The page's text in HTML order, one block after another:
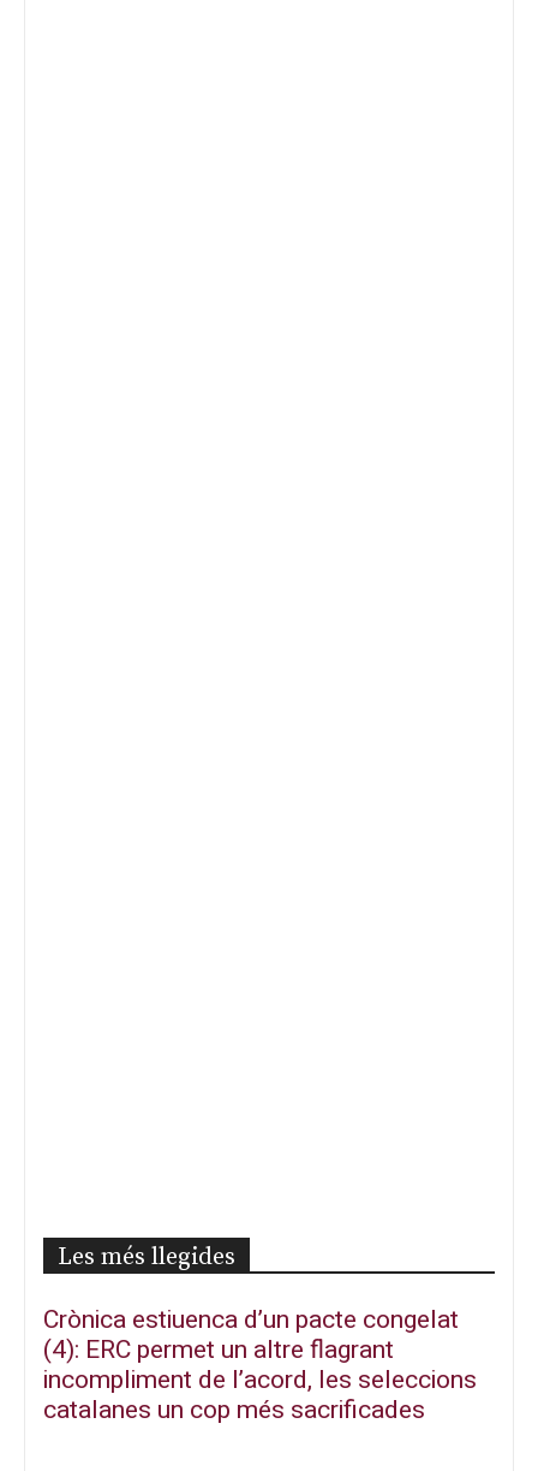
Les més llegides
Crònica estiuenca d’un pacte congelat
(4): ERC permet un altre flagrant
incompliment de l’acord, les seleccions
catalanes un cop més sacrificades